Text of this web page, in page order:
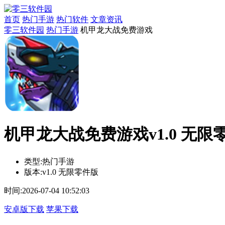
首页 热门手游 热门软件 文章资讯
零三软件园 热门手游 机甲龙大战免费游戏
机甲龙大战免费游戏v1.0 无限
类型:热门手游
版本:v1.0 无限零件版
时间:2026-07-04 10:52:03
安卓版下载 苹果下载